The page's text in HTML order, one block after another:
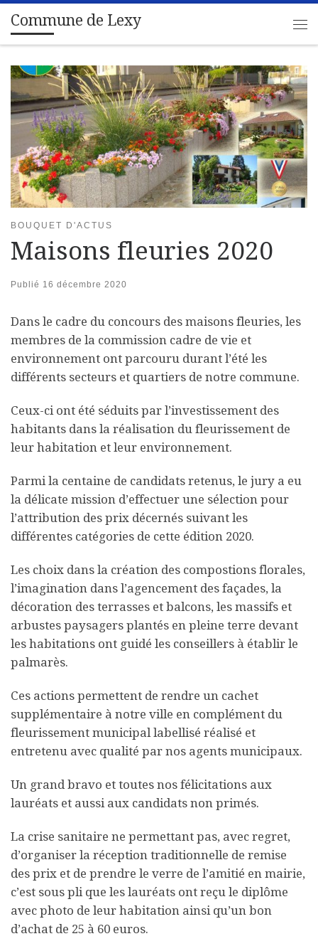
Passer au contenu
Commune de Lexy
BOUQUET D'ACTUS
Maisons fleuries 2020
Publié 16 décembre 2020
Dans le cadre du concours des maisons fleuries, les
membres de la commission cadre de vie et
environnement ont parcouru durant l’été les
différents secteurs et quartiers de notre commune.
Ceux-ci ont été séduits par l’investissement des
habitants dans la réalisation du fleurissement de
leur habitation et leur environnement.
Parmi la centaine de candidats retenus, le jury a eu
la délicate mission d’effectuer une sélection pour
l’attribution des prix décernés suivant les
différentes catégories de cette édition 2020.
Les choix dans la création des compostions florales,
l’imagination dans l’agencement des façades, la
décoration des terrasses et balcons, les massifs et
arbustes paysagers plantés en pleine terre devant
les habitations ont guidé les conseillers à établir le
palmarès.
Ces actions permettent de rendre un cachet
supplémentaire à notre ville en complément du
fleurissement municipal labellisé réalisé et
entretenu avec qualité par nos agents municipaux.
Un grand bravo et toutes nos félicitations aux
lauréats et aussi aux candidats non primés.
La crise sanitaire ne permettant pas, avec regret,
d’organiser la réception traditionnelle de remise
des prix et de prendre le verre de l’amitié en mairie,
c’est sous pli que les lauréats ont reçu le diplôme
avec photo de leur habitation ainsi qu’un bon
d’achat de 25 à 60 euros.